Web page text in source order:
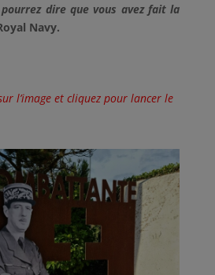
dire que vous avez fait la
Navy.
l’image et cliquez pour lancer le